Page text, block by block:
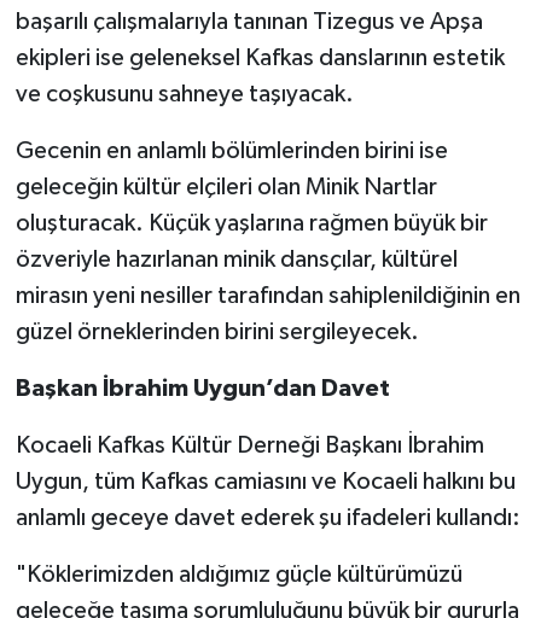
başarılı çalışmalarıyla tanınan Tizegus ve Apşa
ekipleri ise geleneksel Kafkas danslarının estetik
ve coşkusunu sahneye taşıyacak.
Gecenin en anlamlı bölümlerinden birini ise
geleceğin kültür elçileri olan Minik Nartlar
oluşturacak. Küçük yaşlarına rağmen büyük bir
özveriyle hazırlanan minik dansçılar, kültürel
mirasın yeni nesiller tarafından sahiplenildiğinin en
güzel örneklerinden birini sergileyecek.
Başkan İbrahim Uygun’dan Davet
Kocaeli Kafkas Kültür Derneği Başkanı İbrahim
Uygun, tüm Kafkas camiasını ve Kocaeli halkını bu
anlamlı geceye davet ederek şu ifadeleri kullandı:
"Köklerimizden aldığımız güçle kültürümüzü
geleceğe taşıma sorumluluğunu büyük bir gururla